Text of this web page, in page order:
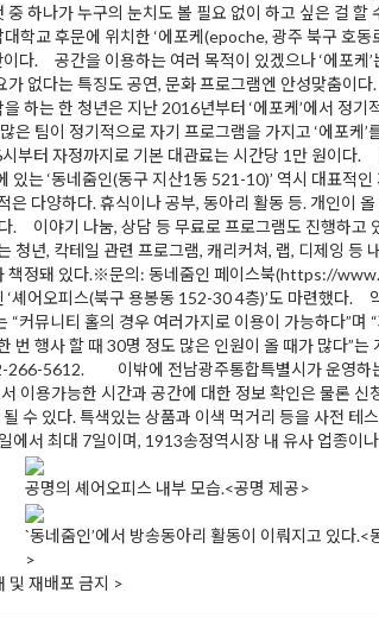
하나가 누구의 눈치도 볼 필요 없이 하고 싶은 걸
학교 후문에 위치한 ‘에포케(epoche, 광주 북구 호
다. 공간을 이용하는 여러 목적이 있겠으나 ‘에포케
없다는 특징도 공연, 문화 프로그램엔 안성맞춤이
하는 한 청년은 지난 2016년부터 ‘에포케’에서 정
은 팀이 정기적으로 자기 프로그램을 가지고 ‘에포
부터 자정까지로 기본 대관료는 시간당 1만 원이
동네줌인(동구 지산1동 521-10)’ 역시 대표적인
은 다양하다. 휴식이나 공부, 동아리 활동 등. 개인이
. 이야기 나눔, 상담 등 무료로 프로그램도 진행하고
청년, 칵테일 관련 프로그램, 캐리커쳐, 랩, 디제잉
가 책정돼 있다.※문의: 동네줌인 페이스북
‘셰어오피스(북구 용봉동 152-30 4층)’도 마련했
뮤니티 홀의 경우 여러가지로 이용이 가능하다”
번 행사 할 때 30명 정도 많은 인원이 올 때가 많다”
5612. 이밖에 전남광주통합특별시가 운영하
용가능한 시간과 공간에 대한 정보 확인은 물론
수 있다. 특색있는 상품과 이색 먹거리 등을 사전
에서 최대 7일이며, 1913송정역시장 내 유사 업종
공명의 셰어오피스 내부 모습.<공명 제공>
`동네줌인’에서 방송동아리 활동이 이뤄지고 있다.<
>
및 재배포 금지 >